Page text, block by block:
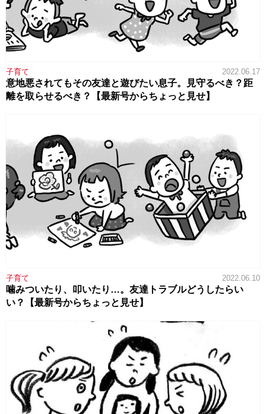
子育て 2022.06.17
意地悪されてもその友達と遊びたい息子。見守るべき？距
離を取らせるべき？【最新号からちょっと見せ】
子育て 2022.06.10
噛みついたり、叩いたり…。友達トラブルどうしたらい
い？【最新号からちょっと見せ】